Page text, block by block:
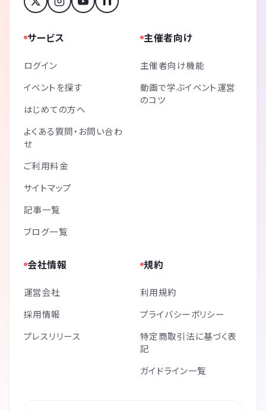
サービス
ログイン
イベントを探す
はじめての方へ
よくある質問・お問い合わ
せ
ご利用料金
サイトマップ
記事一覧
ブログ一覧
主催者向け
主催者向け機能
動画で学ぶイベント運営
のコツ
会社情報
運営会社
採用情報
プレスリリース
規約
利用規約
プライバシーポリシー
特定商取引法に基づく表
記
ガイドライン一覧